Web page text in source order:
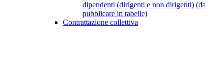
dipendenti (dirigenti e non dirigenti) (da
pubblicare in tabelle)
Contrattazione collettiva